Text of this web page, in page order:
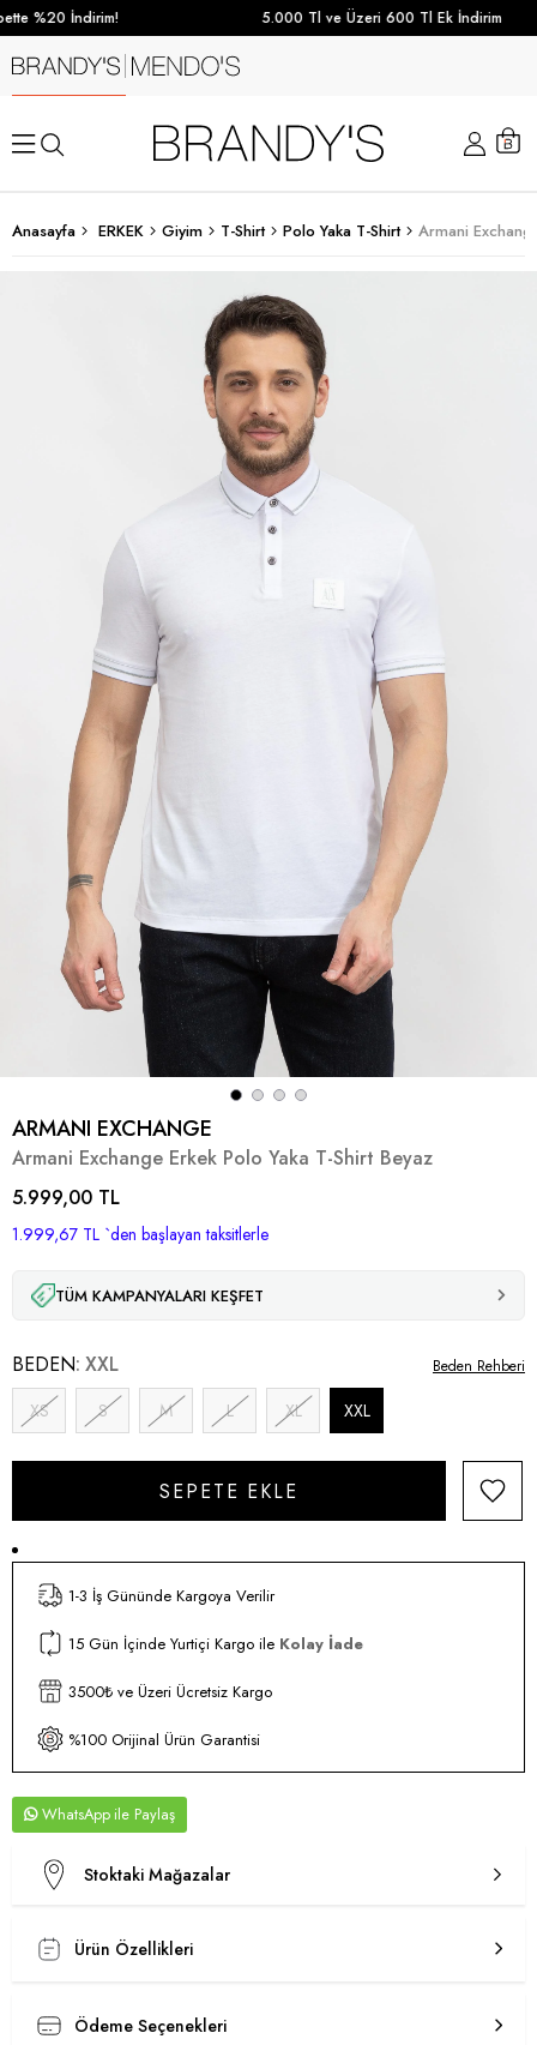
%20 İndirim! 5.000 Tl ve Üzeri 600 Tl Ek İndirim
Anasayfa ERKEK Giyim T-Shirt Polo Yaka T-Shirt Armani
ARMANI EXCHANGE
Armani Exchange Erkek Polo Yaka T-Shirt Beyaz
5.999,00 TL
1.999,67 TL `den başlayan taksitlerle
TÜM KAMPANYALARI KEŞFET
BEDEN XXL
XS S M L XL XXL
Beden Rehberi
1-3 İş Gününde Kargoya Verilir
15 Gün İçinde Yurtiçi Kargo ile Kolay İade
3500₺ ve Üzeri Ücretsiz Kargo
%100 Orijinal Ürün Garantisi
WhatsApp
Stoktaki Mağazalar
Ürün Özellikleri
Ödeme Seçenekleri